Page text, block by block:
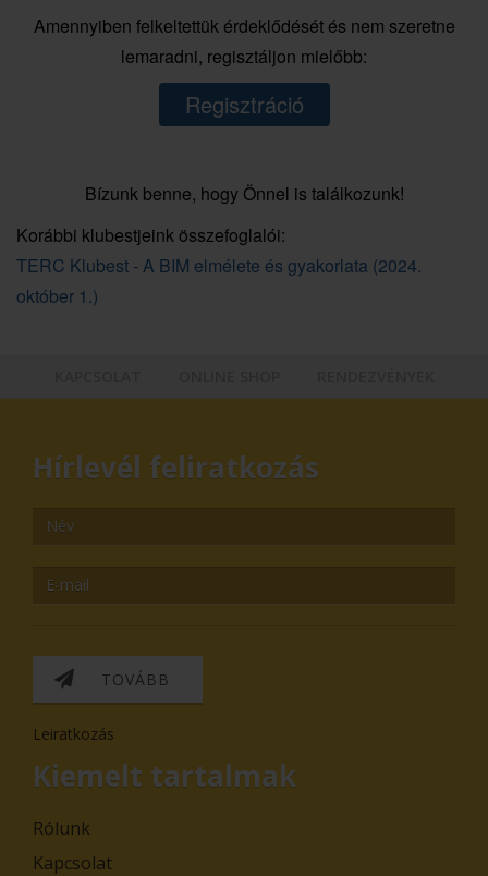
Amennyiben felkeltettük érdeklődését és nem szeretne
lemaradni, regisztáljon mielőbb:
Regisztráció
Bízunk benne, hogy Önnel is találkozunk!
Korábbi klubestjeink összefoglalói:
TERC Klubest - A BIM elmélete és gyakorlata (2024.
október 1.)
Hírlevél feliratkozás
TOVÁBB
Leiratkozás
Kiemelt tartalmak
Rólunk
Kapcsolat